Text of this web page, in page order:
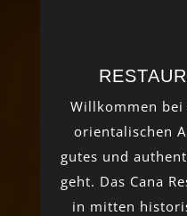
Willkommen
orientalischen
gutes und
geht. Das Cana
in mitten